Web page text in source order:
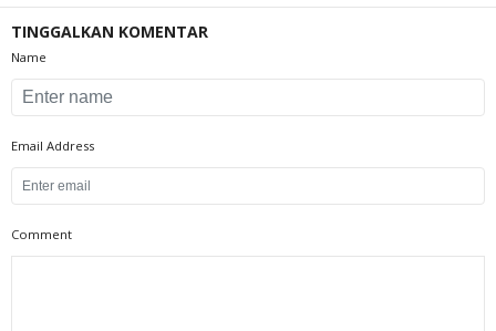
TINGGALKAN KOMENTAR
Name
Email Address
Comment